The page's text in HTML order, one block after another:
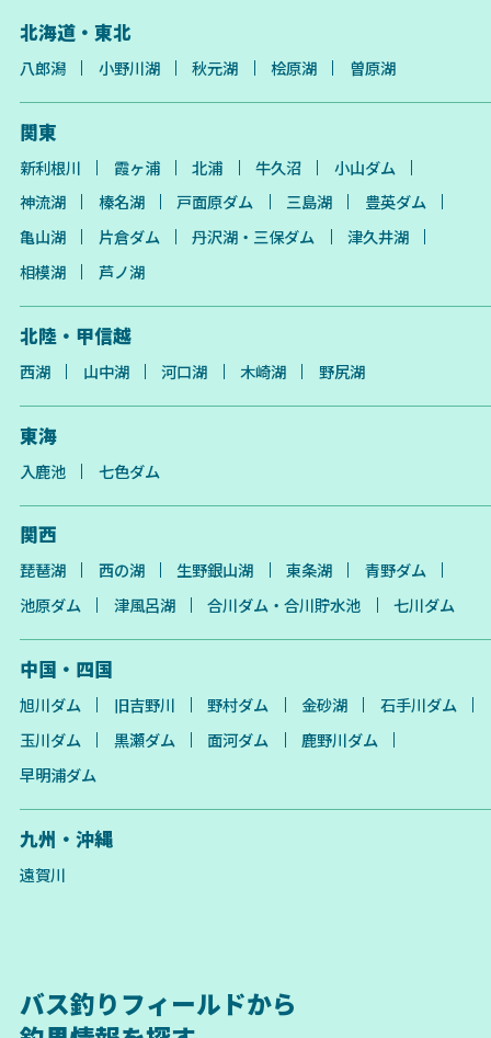
北海道・東北
八郎潟 小野川湖 秋元湖 桧原湖 曽原湖
関東
新利根川 霞ヶ浦 北浦 牛久沼
小山ダム
神流湖
榛名湖 戸面原ダム 三島湖
豊英ダム
亀山湖
片倉ダム 丹沢湖・三保ダム
津久井湖
相模湖
芦ノ湖
北陸・甲信越
西湖 山中湖 河口湖 木崎湖 野尻湖
東海
入鹿池 七色ダム
関西
琵琶湖 西の湖 生野銀山湖 東条湖
青野ダム
池原ダム
津風呂湖 合川ダム・合川貯水池 七川ダム
中国・四国
旭川ダム 旧吉野川 野村ダム 金砂湖
石手川ダム
玉川ダム
黒瀬ダム 面河ダム
鹿野川ダム
早明浦ダム
九州・沖縄
遠賀川
バス釣りフィールドから